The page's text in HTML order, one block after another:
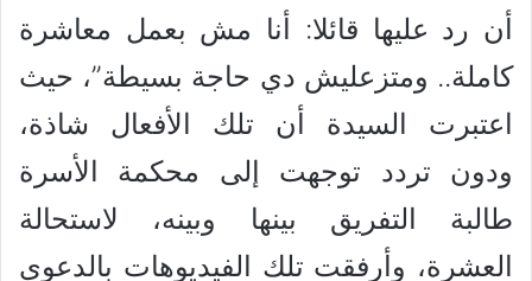
أن رد عليها قائلا: أنا مش بعمل معاشرة
كاملة.. ومتزعليش دي حاجة بسيطة”، حيث
اعتبرت السيدة أن تلك الأفعال شاذة،
ودون تردد توجهت إلى محكمة الأسرة
طالبة التفريق بينها وبينه، لاستحالة
العشرة، وأرفقت تلك الفيديوهات بالدعوى